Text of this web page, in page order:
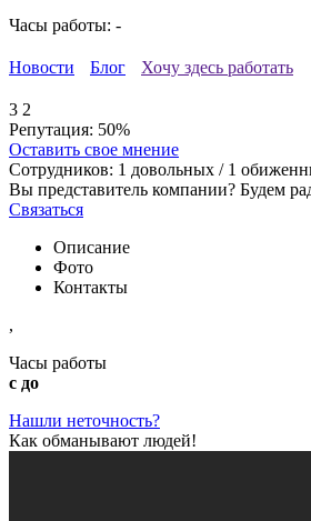
Часы работы: -
Новости Блог Хочу здесь работать
3 2
Репутация: 50%
Оставить свое мнение
Сотрудников: 1 довольных / 1
Вы представитель компании? Будем
Связаться
Описание
Фото
Контакты
,
Часы работы
с до
Нашли неточность?
Как обманывают людей!